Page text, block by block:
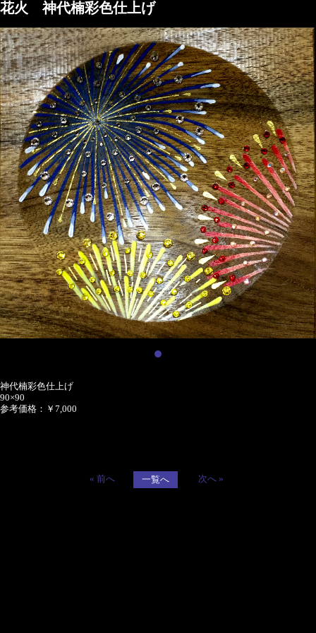
花火 神代楠彩色仕上げ
神代楠彩色仕上げ
90×90
参考価格：￥7,000
« 前へ 一覧へ 次へ »